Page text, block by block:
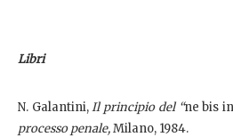
Libri
N. Galantini,Il principio del “ne bis
processo penale,Milano, 1984.